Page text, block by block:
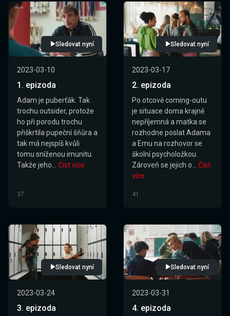
Sledovat nyní
2023-03-10
1. epizoda
Adam je puberťák. Tak
trochu outsider, protože
ho při porodu trochu
přiškrtila pupeční šňůra a
tak má nejspíš kvůli
tomu sníženou imunitu.
Takže jeho...
Číst více
37
Sledovat nyní
2023-03-17
2. epizoda
Po otcově coming-outu
je situace doma krajně
nepříjemná a matka se
rozhodne poslat Adama
a Emu na rozhovor se
školní psycholožkou.
Zároveň se jejich o...
Číst
více
41
Sledovat nyní
2023-03-24
3. epizoda
Sledovat nyní
2023-03-31
4. epizoda